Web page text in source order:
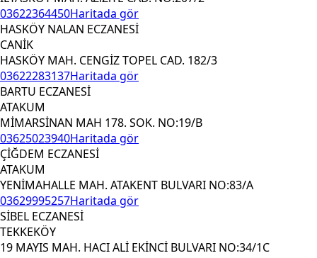
03622364450Haritada gör
HASKÖY NALAN ECZANESİ
CANİK
HASKÖY MAH. CENGİZ TOPEL CAD. 182/3
03622283137Haritada gör
BARTU ECZANESİ
ATAKUM
MİMARSİNAN MAH 178. SOK. NO:19/B
03625023940Haritada gör
ÇİĞDEM ECZANESİ
ATAKUM
YENİMAHALLE MAH. ATAKENT BULVARI NO:83/A
03629995257Haritada gör
SİBEL ECZANESİ
TEKKEKÖY
19 MAYIS MAH. HACI ALİ EKİNCİ BULVARI NO:34/1C